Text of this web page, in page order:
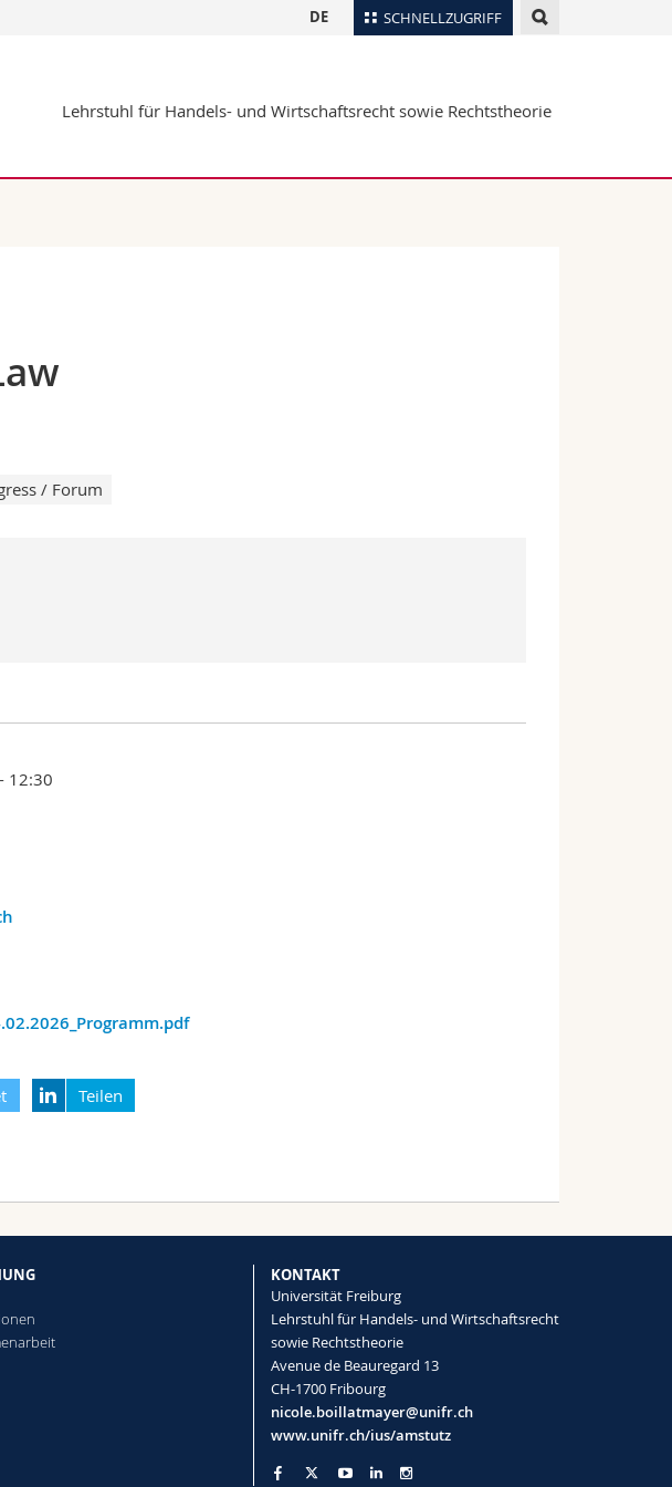
SCHNELLZUGRIFF
Studieninteressierte
Forschende
Ortsplan
Webmail
DE
Lehrstuhl für Handels- und Wirtschaftsrecht sowie Rechtstheorie
/ Forum
12:30
Teilen
KONTAKT
Universität Freiburg
Lehrstuhl für Handels- und Wirtschaftsrecht
sowie Rechtstheorie
Avenue de Beauregard 13
CH-1700 Fribourg
nicole.boillatmayer@unifr.ch
www.unifr.ch/ius/amstutz